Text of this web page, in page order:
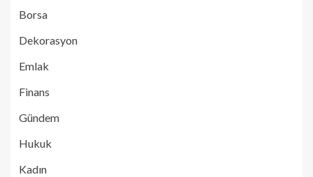
Borsa
Dekorasyon
Emlak
Finans
Gündem
Hukuk
Kadın